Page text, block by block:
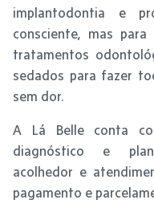
implantodontia e
consciente, mas
tratamentos
sedados para fazer
sem dor.
A Lá Belle conta
diagnóstico e
acolhedor e
pagamento e